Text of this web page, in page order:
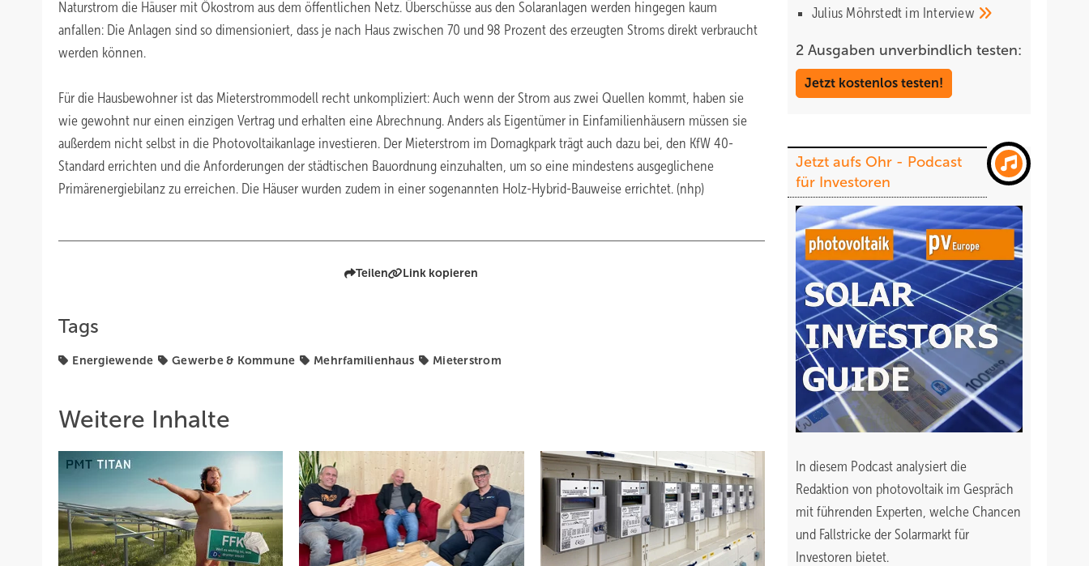
Naturstrom die Häuser mit Ökostrom aus dem öffentlichen Netz. Überschüsse aus den Solaranlagen werden hingegen kaum
anfallen: Die Anlagen sind so dimensioniert, dass je nach Haus zwischen 70 und 98 Prozent des erzeugten Stroms direkt verbraucht
werden können.
Für die Hausbewohner ist das Mieterstrommodell recht unkompliziert: Auch wenn der Strom aus zwei Quellen kommt, haben sie
wie gewohnt nur einen einzigen Vertrag und erhalten eine Abrechnung. Anders als Eigentümer in Einfamilienhäusern müssen sie
außerdem nicht selbst in die Photovoltaikanlage investieren. Der Mieterstrom im Domagkpark trägt auch dazu bei, den KfW 40-
Standard errichten und die Anforderungen der städtischen Bauordnung einzuhalten, um so eine mindestens ausgeglichene
Primärenergiebilanz zu erreichen. Die Häuser wurden zudem in einer sogenannten Holz-Hybrid-Bauweise errichtet. (nhp)
Teilen Link kopieren
Tags
Energiewende Gewerbe & Kommune Mehrfamilienhaus Mieterstrom
Weitere Inhalte
Julius Möhrstedt im Interview
2 Ausgaben unverbindlich testen:
Jetzt kostenlos testen!
Jetzt aufs Ohr - Podcast
für Investoren
In diesem Podcast analysiert die
Redaktion von photovoltaik im Gespräch
mit führenden Experten, welche Chancen
und Fallstricke der Solarmarkt für
Investoren bietet.